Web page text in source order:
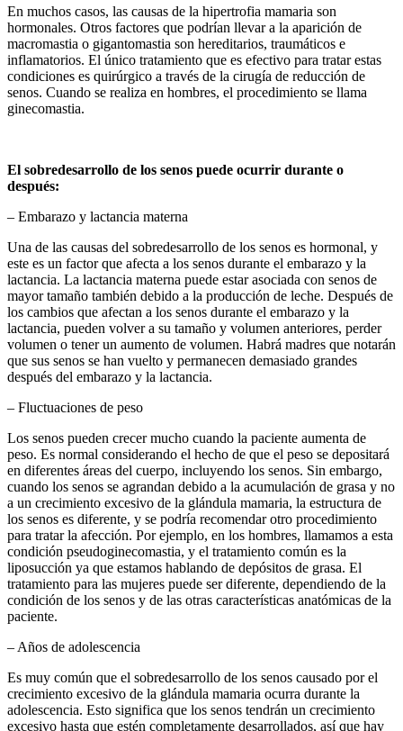
En muchos casos, las causas de la hipertrofia mamaria son
hormonales. Otros factores que podrían llevar a la aparición de
macromastia o gigantomastia son hereditarios, traumáticos e
inflamatorios. El único tratamiento que es efectivo para tratar estas
condiciones es quirúrgico a través de la cirugía de reducción de
senos. Cuando se realiza en hombres, el procedimiento se llama
ginecomastia.
El sobredesarrollo de los senos puede ocurrir durante o
después:
– Embarazo y lactancia materna
Una de las causas del sobredesarrollo de los senos es hormonal, y
este es un factor que afecta a los senos durante el embarazo y la
lactancia. La lactancia materna puede estar asociada con senos de
mayor tamaño también debido a la producción de leche. Después de
los cambios que afectan a los senos durante el embarazo y la
lactancia, pueden volver a su tamaño y volumen anteriores, perder
volumen o tener un aumento de volumen. Habrá madres que notarán
que sus senos se han vuelto y permanecen demasiado grandes
después del embarazo y la lactancia.
– Fluctuaciones de peso
Los senos pueden crecer mucho cuando la paciente aumenta de
peso. Es normal considerando el hecho de que el peso se depositará
en diferentes áreas del cuerpo, incluyendo los senos. Sin embargo,
cuando los senos se agrandan debido a la acumulación de grasa y no
a un crecimiento excesivo de la glándula mamaria, la estructura de
los senos es diferente, y se podría recomendar otro procedimiento
para tratar la afección. Por ejemplo, en los hombres, llamamos a esta
condición pseudoginecomastia, y el tratamiento común es la
liposucción ya que estamos hablando de depósitos de grasa. El
tratamiento para las mujeres puede ser diferente, dependiendo de la
condición de los senos y de las otras características anatómicas de la
paciente.
– Años de adolescencia
Es muy común que el sobredesarrollo de los senos causado por el
crecimiento excesivo de la glándula mamaria ocurra durante la
adolescencia. Esto significa que los senos tendrán un crecimiento
excesivo hasta que estén completamente desarrollados, así que hay